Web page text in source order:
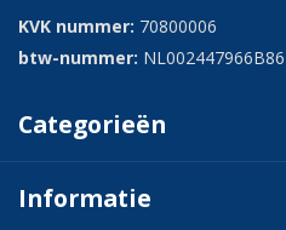
KVK nummer: 70800006
btw-nummer: NL002447966B86
Categorieën
Informatie